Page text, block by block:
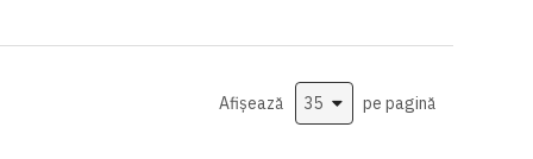
Afișează
pe pagină